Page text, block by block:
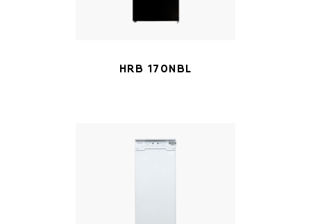
HRB 170NBL